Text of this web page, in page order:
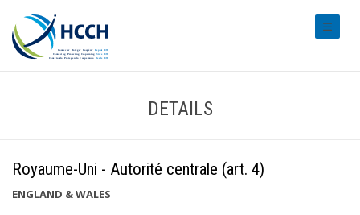
DETAILS
Royaume-Uni - Autorité centrale (art. 4)
ENGLAND & WALES